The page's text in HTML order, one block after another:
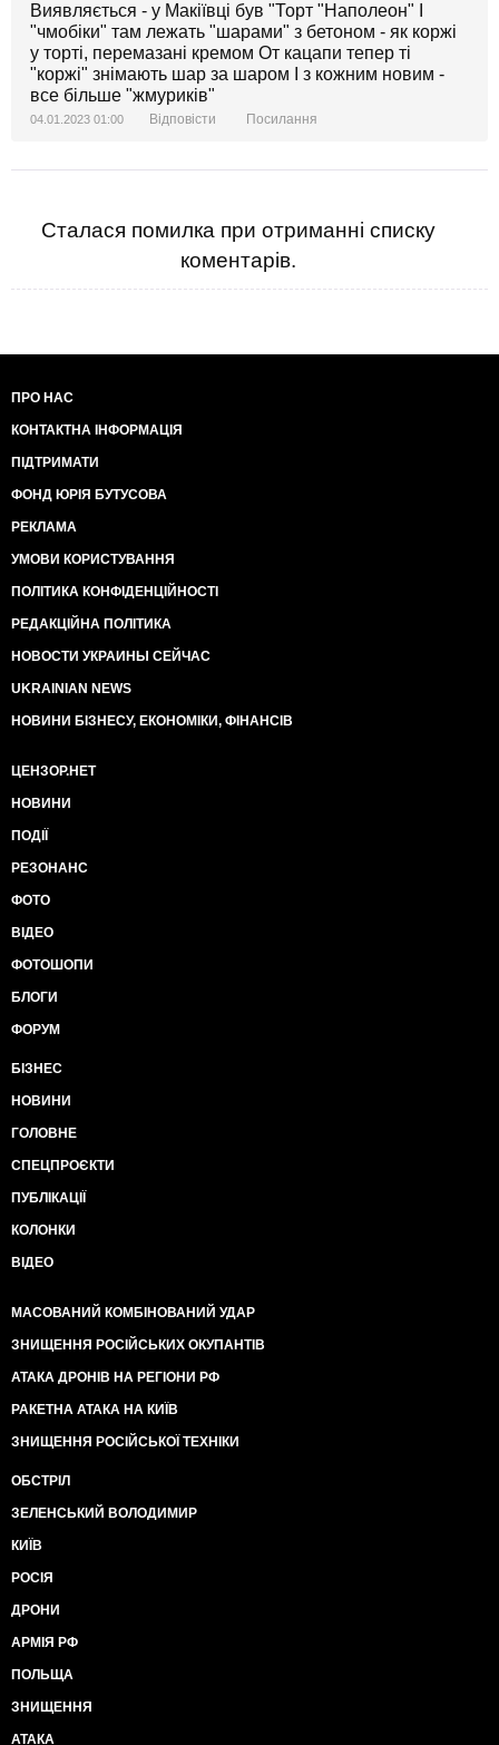
Виявляється - у Макіївці був "Торт "Наполеон" І
"чмобіки" там лежать "шарами" з бетоном - як коржі
у торті, перемазані кремом От кацапи тепер ті
"коржі" знімають шар за шаром І з кожним новим -
все більше "жмуриків"
04.01.2023 01:00 Відповісти Посилання
Сталася помилка при отриманні списку
коментарів.
ПРО НАС
КОНТАКТНА ІНФОРМАЦІЯ
ПІДТРИМАТИ
ФОНД ЮРІЯ БУТУСОВА
РЕКЛАМА
УМОВИ КОРИСТУВАННЯ
ПОЛІТИКА КОНФІДЕНЦІЙНОСТІ
РЕДАКЦІЙНА ПОЛІТИКА
НОВОСТИ УКРАИНЫ СЕЙЧАС
UKRAINIAN NEWS
НОВИНИ БІЗНЕСУ, ЕКОНОМІКИ, ФІНАНСІВ
ЦЕНЗОР.НЕТ
НОВИНИ
ПОДІЇ
РЕЗОНАНС
ФОТО
ВІДЕО
ФОТОШОПИ
БЛОГИ
ФОРУМ
БІЗНЕС
НОВИНИ
ГОЛОВНЕ
СПЕЦПРОЄКТИ
ПУБЛІКАЦІЇ
КОЛОНКИ
ВІДЕО
МАСОВАНИЙ КОМБІНОВАНИЙ УДАР
ЗНИЩЕННЯ РОСІЙСЬКИХ ОКУПАНТІВ
АТАКА ДРОНІВ НА РЕГІОНИ РФ
РАКЕТНА АТАКА НА КИЇВ
ЗНИЩЕННЯ РОСІЙСЬКОЇ ТЕХНІКИ
ОБСТРІЛ
ЗЕЛЕНСЬКИЙ ВОЛОДИМИР
КИЇВ
РОСІЯ
ДРОНИ
АРМІЯ РФ
ПОЛЬЩА
ЗНИЩЕННЯ
АТАКА